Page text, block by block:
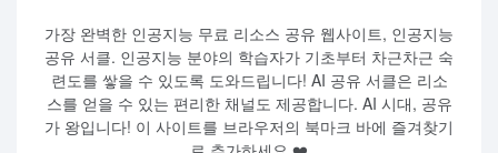
가장 완벽한 인공지능 무료 리소스 공유 웹사이트, 인공지능
공유 서클. 인공지능 분야의 학습자가 기초부터 차근차근 숙
련도를 쌓을 수 있도록 도와드립니다! AI 공유 서클은 리소
스를 얻을 수 있는 편리한 채널도 제공합니다. AI 시대, 공유
가 왕입니다! 이 사이트를 브라우저의 북마크 바에 즐겨찾기